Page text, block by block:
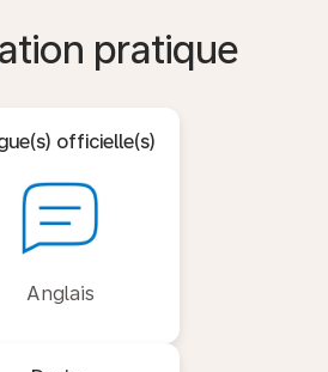
pratique
officielle(s)
Anglais